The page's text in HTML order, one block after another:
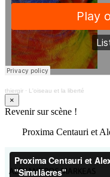
thiergir · L'oiseau et la liberté
×
Revenir sur scène !
Proxima Centauri et